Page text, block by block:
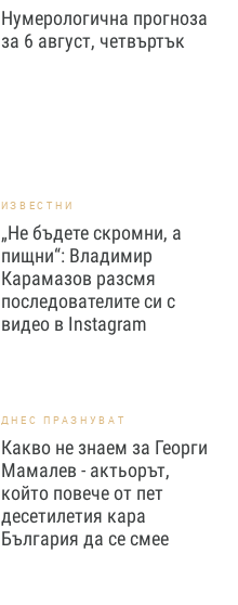
Нумерологична прогноза
за 6 август, четвъртък
ИЗВЕСТНИ
„Не бъдете скромни, а
пищни“: Владимир
Карамазов разсмя
последователите си с
видео в Instagram
ДНЕС ПРАЗНУВАТ
Какво не знаем за Георги
Мамалев - актьорът,
който повече от пет
десетилетия кара
България да се смее